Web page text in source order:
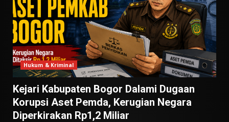
Hukum & Kriminal
Kejari Kabupaten Bogor Dalami Dugaan
Korupsi Aset Pemda, Kerugian Negara
Diperkirakan Rp1,2 Miliar